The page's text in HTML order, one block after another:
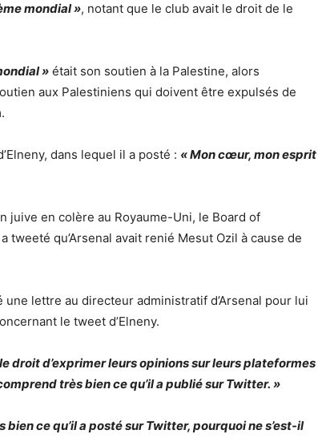
mondial », notant que le club avait le droit de le
» était son soutien à la Palestine, alors
aux Palestiniens qui doivent être expulsés de
dans lequel il a posté : « Mon cœur, mon esprit
juive en colère au Royaume-Uni, le Board of
tweeté qu’Arsenal avait renié Mesut Ozil à cause de
une lettre au directeur administratif d’Arsenal pour lui
le tweet d’Elneny.
droit d’exprimer leurs opinions sur leurs plateformes
très bien ce qu’il a publié sur Twitter. »
bien ce qu’il a posté sur Twitter, pourquoi ne s’est-il